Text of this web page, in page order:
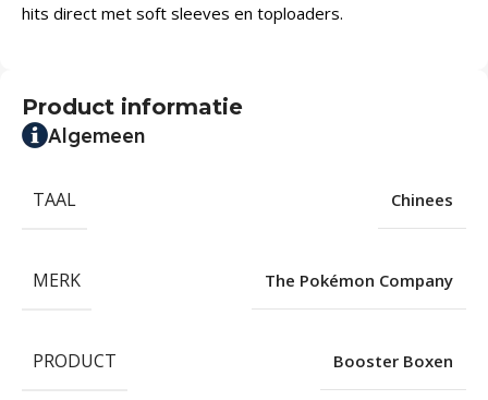
hits direct met soft sleeves en toploaders.
Product informatie
Algemeen
TAAL Chinees
MERK The Pokémon Company
PRODUCT Booster Boxen